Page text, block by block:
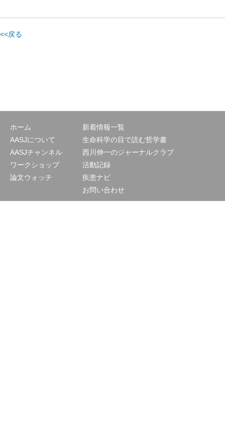
<<戻る
ホーム
AASJについて
AASJチャンネル
ワークショップ
論文ウォッチ
新着情報一覧
生命科学の目で読む哲学書
西川伸一のジャーナルクラブ
活動記録
疾患ナビ
お問い合わせ